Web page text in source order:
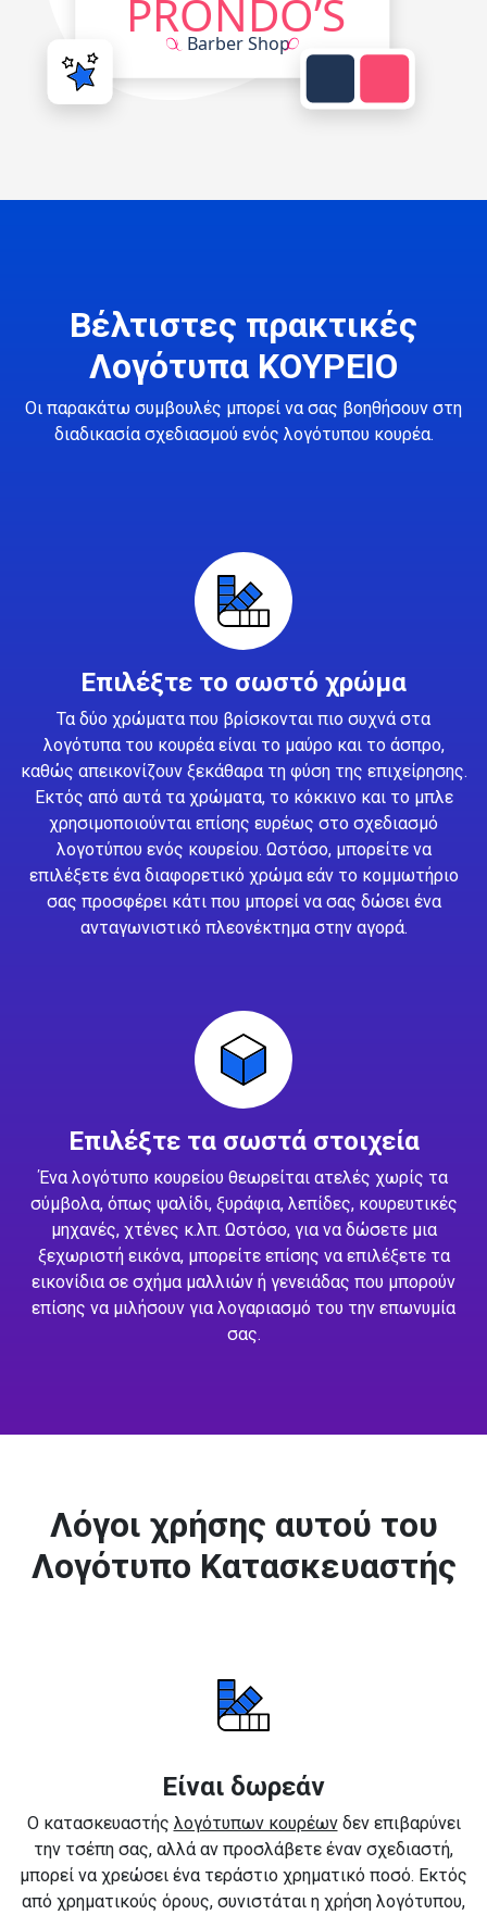
Βέλτιστες πρακτικές
Λογότυπα ΚΟΥΡΕΙΟ
Οι παρακάτω συμβουλές μπορεί να σας βοηθήσουν στη
διαδικασία σχεδιασμού ενός λογότυπου κουρέα.
Επιλέξτε το σωστό χρώμα
Τα δύο χρώματα που βρίσκονται πιο συχνά στα
λογότυπα του κουρέα είναι το μαύρο και το άσπρο,
καθώς απεικονίζουν ξεκάθαρα τη φύση της επιχείρησης.
Εκτός από αυτά τα χρώματα, το κόκκινο και το μπλε
χρησιμοποιούνται επίσης ευρέως στο σχεδιασμό
λογοτύπου ενός κουρείου. Ωστόσο, μπορείτε να
επιλέξετε ένα διαφορετικό χρώμα εάν το κομμωτήριο
σας προσφέρει κάτι που μπορεί να σας δώσει ένα
ανταγωνιστικό πλεονέκτημα στην αγορά.
Επιλέξτε τα σωστά στοιχεία
Ένα λογότυπο κουρείου θεωρείται ατελές χωρίς τα
σύμβολα, όπως ψαλίδι, ξυράφια, λεπίδες, κουρευτικές
μηχανές, χτένες κ.λπ. Ωστόσο, για να δώσετε μια
ξεχωριστή εικόνα, μπορείτε επίσης να επιλέξετε τα
εικονίδια σε σχήμα μαλλιών ή γενειάδας που μπορούν
επίσης να μιλήσουν για λογαριασμό του την επωνυμία
σας.
Λόγοι χρήσης αυτού του
Λογότυπο Κατασκευαστής
Είναι δωρεάν
Ο κατασκευαστής λογότυπων κουρέωνδεν επιβαρύνει
την τσέπη σας, αλλά αν προσλάβετε έναν σχεδιαστή,
μπορεί να χρεώσει ένα τεράστιο χρηματικό ποσό. Εκτός
από χρηματικούς όρους, συνιστάται η χρήση λογότυπου,